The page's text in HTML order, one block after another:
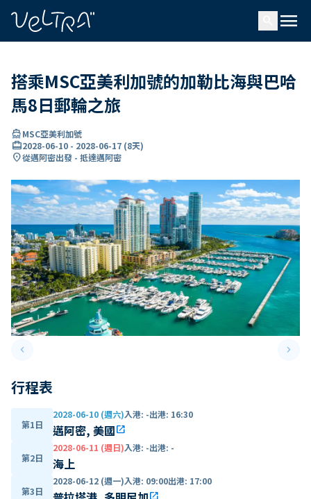
menu
搭乘MSC亞美利加號的加勒比海與巴哈
馬8日郵輪之旅
directions_boatMSC亞美利加號
card_travel2028-06-10 - 2028-06-17 (8天)
location_on從邁阿密出發 - 抵達邁阿密
keyboard_arrow_leftPrevious slide keyboard_arrow_right
行程表
第1日
2028-06-10 (週六)入港: -出港: 16:30
邁阿密, 美國open_in_new
第2日
2028-06-11 (週日)入港: -出港: -
海上
第3日
2028-06-12 (週一)入港: 09:00出港: 17:00
open_in_new